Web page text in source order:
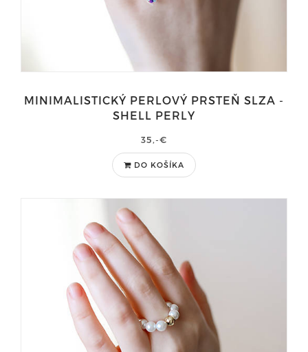
MINIMALISTICKÝ PERLOVÝ PRSTEŇ SLZA -
SHELL PERLY
35,-€
DO KOŠÍKA